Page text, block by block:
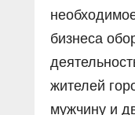
бизнеса
жителей
мужчину и